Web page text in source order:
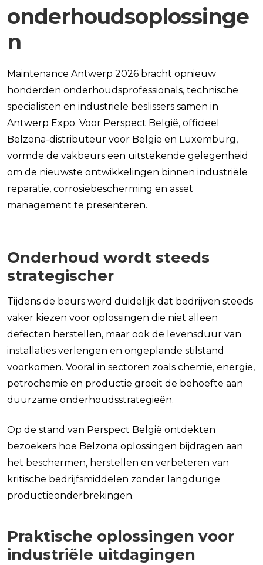
onderhoudsoplossinge
n
Maintenance Antwerp 2026 bracht opnieuw
honderden onderhoudsprofessionals, technische
specialisten en industriële beslissers samen in
Antwerp Expo. Voor Perspect België, officieel
Belzona-distributeur voor België en Luxemburg,
vormde de vakbeurs een uitstekende gelegenheid
om de nieuwste ontwikkelingen binnen industriële
reparatie, corrosiebescherming en asset
management te presenteren.
Onderhoud wordt steeds
strategischer
Tijdens de beurs werd duidelijk dat bedrijven steeds
vaker kiezen voor oplossingen die niet alleen
defecten herstellen, maar ook de levensduur van
installaties verlengen en ongeplande stilstand
voorkomen. Vooral in sectoren zoals chemie, energie,
petrochemie en productie groeit de behoefte aan
duurzame onderhoudsstrategieën.
Op de stand van Perspect België ontdekten
bezoekers hoe Belzona oplossingen bijdragen aan
het beschermen, herstellen en verbeteren van
kritische bedrijfsmiddelen zonder langdurige
productieonderbrekingen.
Praktische oplossingen voor
industriële uitdagingen